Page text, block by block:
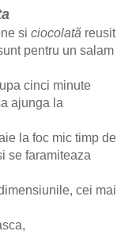
si ciocolată reusit
pentru un salam
cinci minute
ajunga la
la foc mic timp de
se faramiteaza
cei mai